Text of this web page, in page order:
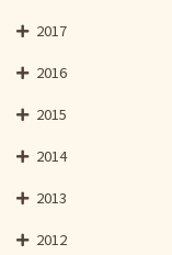
2017
2016
2015
2014
2013
2012